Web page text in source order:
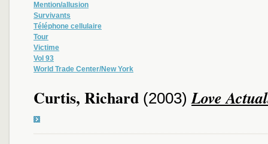
Mention/allusion
Survivants
Téléphone cellulaire
Tour
Victime
Vol 93
World Trade Center/New York
Curtis, Richard (2003)Love